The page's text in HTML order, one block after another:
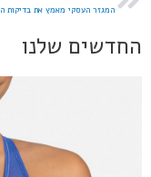
החדשים שלנו